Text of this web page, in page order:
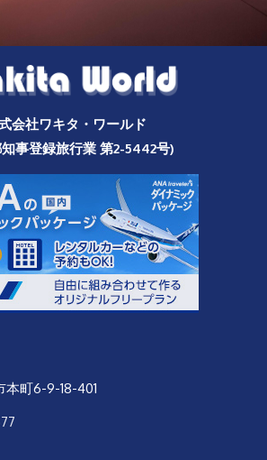
会社ワキタ・ワールド
事登録旅行業 第2-5442号)
町6-9-18-401